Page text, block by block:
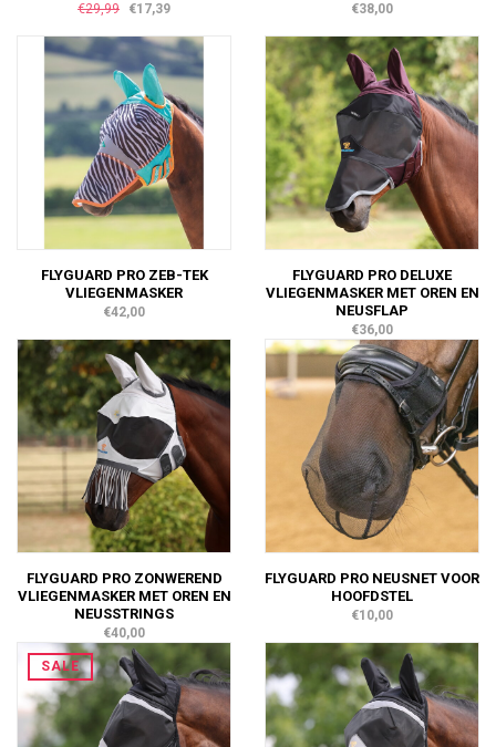
€29,99 €17,39 €38,00
FLYGUARD PRO ZEB-TEK
VLIEGENMASKER
€42,00
FLYGUARD PRO DELUXE
VLIEGENMASKER MET OREN EN
NEUSFLAP
€36,00
FLYGUARD PRO ZONWEREND
VLIEGENMASKER MET OREN EN
NEUSSTRINGS
€40,00
FLYGUARD PRO NEUSNET VOOR
HOOFDSTEL
€10,00
SALE